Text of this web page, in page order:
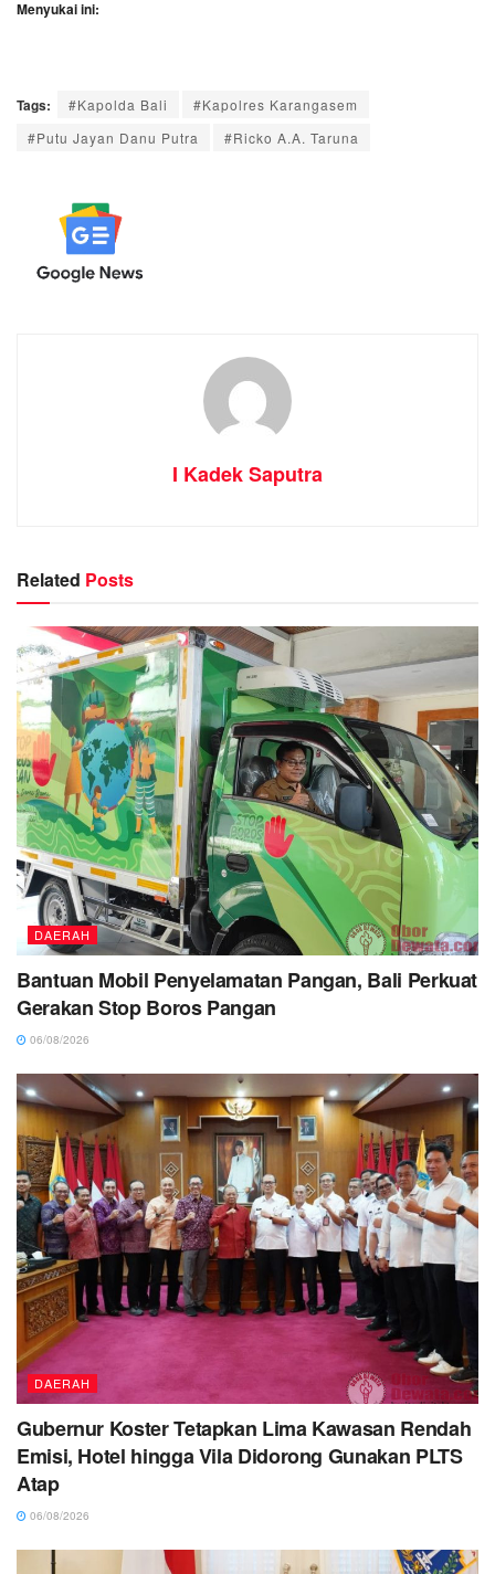
Menyukai ini:
Tags: #Kapolda Bali
#Kapolres Karangasem
#Putu Jayan Danu Putra
#Ricko A.A. Taruna
I Kadek Saputra
Related Posts
DAERAH
Bantuan Mobil Penyelamatan Pangan, Bali Perkuat
Gerakan Stop Boros Pangan
06/08/2026
DAERAH
Gubernur Koster Tetapkan Lima Kawasan Rendah
Emisi, Hotel hingga Vila Didorong Gunakan PLTS
Atap
06/08/2026